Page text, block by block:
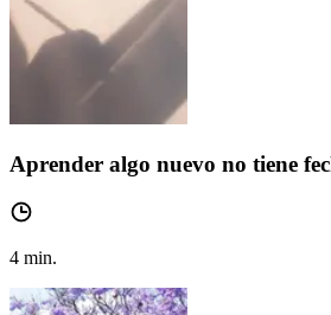
Aprender algo nuevo no tiene
4 min.